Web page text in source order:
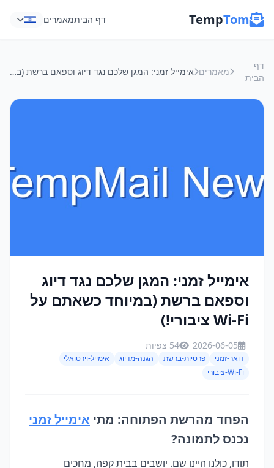
TempTom דף הביתמאמרים
דף
הבית
מאמרים אימייל זמני: המגן שלכם נגד דיוג וספאם ברשת (במיוחד כשאתם על Wi-Fi ציבורי!)
אימייל זמני: המגן שלכם נגד דיוג
וספאם ברשת (במיוחד כשאתם על
Wi-Fi ציבורי!)
2026-06-05 54 צפיות
דואר-זמני פרטיות-ברשת הגנה-מדיוג
אימייל-וירטואלי
Wi-Fi-ציבורי
הפחד מהרשת הפתוחה: מתי אימייל זמני
נכנס לתמונה?
תודו, כולנו היינו שם. יושבים בבית קפה, מחכים